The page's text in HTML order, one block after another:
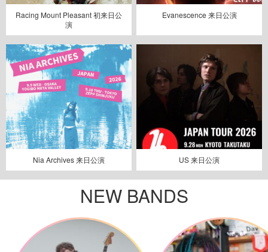
Racing Mount Pleasant 初来日公
演
Evanescence 来日公演
Nia Archives 来日公演 US 来日公演
NEW BANDS